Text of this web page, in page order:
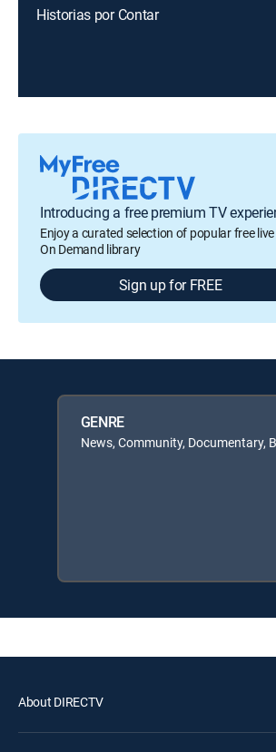
Historias por Contar
Introducing a free premium TV
Enjoy a curated selection of popular free
On Demand library
Sign up for FREE
GENRE
News, Community, Documentary,
About DIRECTV